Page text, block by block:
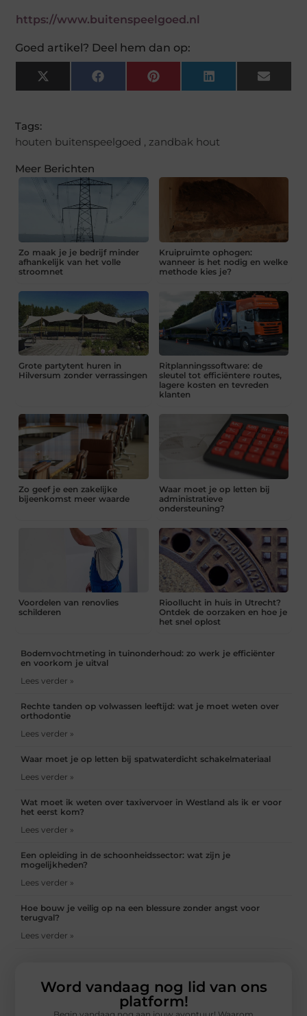
https://www.buitenspeelgoed.nl
Goed artikel? Deel hem dan op:
X
(Twitter)
FacebookPinterest LinkedIn Email
Tags:
houten buitenspeelgoed , zandbak hout
Meer Berichten
Zo maak je je bedrijf minder
afhankelijk van het volle
stroomnet
Kruipruimte ophogen:
wanneer is het nodig en welke
methode kies je?
Grote partytent huren in
Hilversum zonder verrassingen
Ritplanningssoftware: de
sleutel tot efficiëntere routes,
lagere kosten en tevreden
klanten
Zo geef je een zakelijke
bijeenkomst meer waarde
Waar moet je op letten bij
administratieve
ondersteuning?
Voordelen van renovlies
schilderen
Rioollucht in huis in Utrecht?
Ontdek de oorzaken en hoe je
het snel oplost
Bodemvochtmeting in tuinonderhoud: zo werk je efficiënter
en voorkom je uitval
Lees verder »
Rechte tanden op volwassen leeftijd: wat je moet weten over
orthodontie
Lees verder »
Waar moet je op letten bij spatwaterdicht schakelmateriaal
Lees verder »
Wat moet ik weten over taxivervoer in Westland als ik er voor
het eerst kom?
Lees verder »
Een opleiding in de schoonheidssector: wat zijn je
mogelijkheden?
Lees verder »
Hoe bouw je veilig op na een blessure zonder angst voor
terugval?
Lees verder »
Word vandaag nog lid van ons
platform!